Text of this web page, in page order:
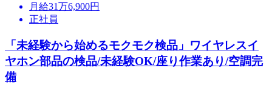
月給31万6,900円
正社員
「未経験から始めるモクモク検品」ワイヤレスイ
ヤホン部品の検品/未経験OK/座り作業あり/空調完
備